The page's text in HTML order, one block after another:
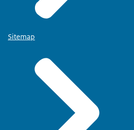
Sitemap